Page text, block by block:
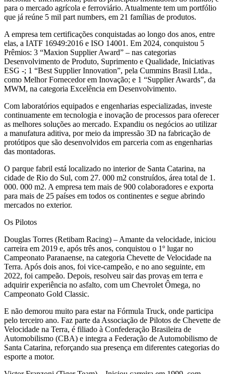
para o mercado agrícola e ferroviário. Atualmente tem um portfólio
que já reúne 5 mil part numbers, em 21 famílias de produtos.
A empresa tem certificações conquistadas ao longo dos anos, entre
elas, a IATF 16949:2016 e ISO 14001. Em 2024, conquistou 5
Prêmios: 3 “Maxion Supplier Award” – nas categorias
Desenvolvimento de Produto, Suprimento e Qualidade, Iniciativas
ESG -; 1 “Best Supplier Innovation”, pela Cummins Brasil Ltda.,
como Melhor Fornecedor em Inovação; e 1 “Supplier Awards”, da
MWM, na categoria Excelência em Desenvolvimento.
Com laboratórios equipados e engenharias especializadas, investe
continuamente em tecnologia e inovação de processos para oferecer
as melhores soluções ao mercado. Expandiu os negócios ao utilizar
a manufatura aditiva, por meio da impressão 3D na fabricação de
protótipos que são desenvolvidos em parceria com as engenharias
das montadoras.
O parque fabril está localizado no interior de Santa Catarina, na
cidade de Rio do Sul, com 27. 000 m2 construídos, área total de 1.
000. 000 m2. A empresa tem mais de 900 colaboradores e exporta
para mais de 25 países em todos os continentes e segue abrindo
mercados no exterior.
Os Pilotos
Douglas Torres (Retibam Racing) – Amante da velocidade, iniciou
carreira em 2019 e, após três anos, conquistou o 1º lugar no
Campeonato Paranaense, na categoria Chevette de Velocidade na
Terra. Após dois anos, foi vice-campeão, e no ano seguinte, em
2022, foi campeão. Depois, resolveu sair das provas em terra e
adquirir experiência no asfalto, com um Chevrolet Ômega, no
Campeonato Gold Classic.
E não demorou muito para estar na Fórmula Truck, onde participa
pelo terceiro ano. Faz parte da Associação de Pilotos de Chevette de
Velocidade na Terra, é filiado à Confederação Brasileira de
Automobilismo (CBA) e integra a Federação de Automobilismo de
Santa Catarina, reforçando sua presença em diferentes categorias do
esporte a motor.